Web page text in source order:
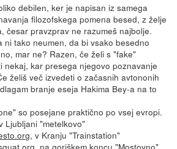
debilen, ker je napisan iz samega
filozofskega pomena besed, z želje
česar pravzprav ne razumeš najbolje.
ni tako neumen, da bi vsako besedno
mar ne? Razen, če želi s "fake"
nekaj, kar presega njegovo poznavanje
želiš več izvedeti o začasnih avtononih
branje eseja Hakima Bey-a na to
so posejane praktično po vsej evropi.
Ljubljani "metelkovo"
, v Kranju "Trainstation"
, na goriškem koncu "Mostovno"